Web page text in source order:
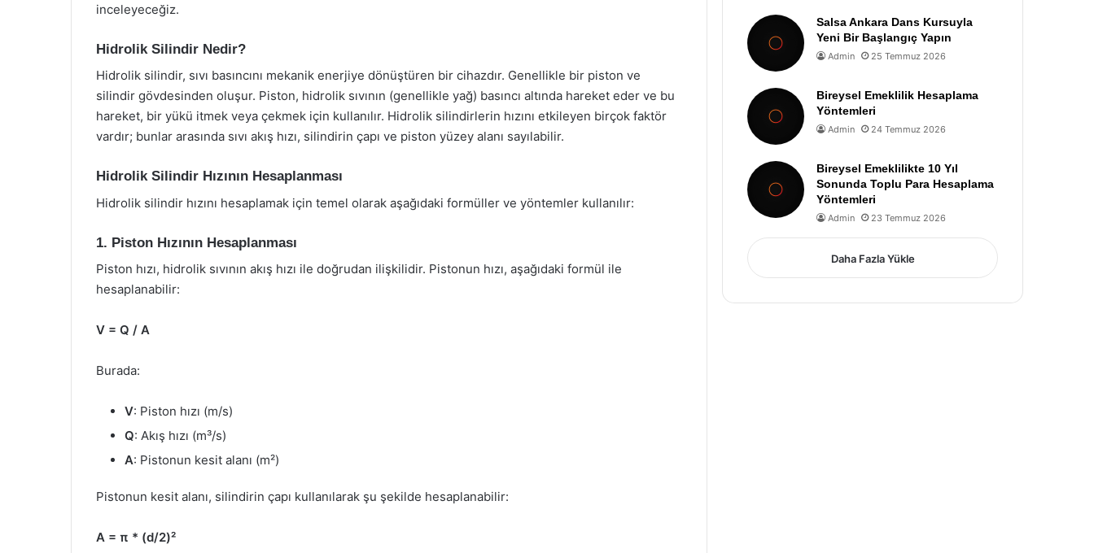
inceleyeceğiz.
Hidrolik Silindir Nedir?
Hidrolik silindir, sıvı basıncını mekanik enerjiye dönüştüren bir cihazdır. Genellikle bir piston ve
silindir gövdesinden oluşur. Piston, hidrolik sıvının (genellikle yağ) basıncı altında hareket eder ve bu
hareket, bir yükü itmek veya çekmek için kullanılır. Hidrolik silindirlerin hızını etkileyen birçok faktör
vardır; bunlar arasında sıvı akış hızı, silindirin çapı ve piston yüzey alanı sayılabilir.
Hidrolik Silindir Hızının Hesaplanması
Hidrolik silindir hızını hesaplamak için temel olarak aşağıdaki formüller ve yöntemler kullanılır:
1. Piston Hızının Hesaplanması
Piston hızı, hidrolik sıvının akış hızı ile doğrudan ilişkilidir. Pistonun hızı, aşağıdaki formül ile
hesaplanabilir:
V = Q / A
Burada:
V: Piston hızı (m/s)
Q: Akış hızı (m³/s)
A: Pistonun kesit alanı (m²)
Pistonun kesit alanı, silindirin çapı kullanılarak şu şekilde hesaplanabilir:
A = π * (d/2)²
Salsa Ankara Dans Kursuyla
Yeni Bir Başlangıç Yapın
Admin 25 Temmuz 2026
Bireysel Emeklilik Hesaplama
Yöntemleri
Admin 24 Temmuz 2026
Bireysel Emeklilikte 10 Yıl
Sonunda Toplu Para Hesaplama
Yöntemleri
Admin 23 Temmuz 2026
Daha Fazla Yükle